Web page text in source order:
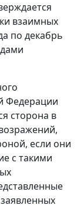
взаимных
по декабрь
Федерации
сторона в
если они
с такими